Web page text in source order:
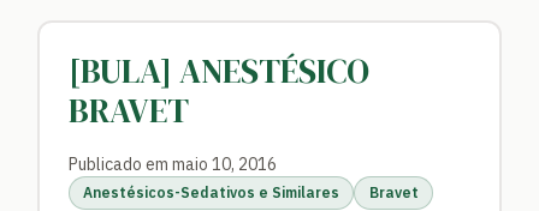
[BULA] ANESTÉSICO
BRAVET
Publicado em maio 10, 2016
Anestésicos-Sedativos e Similares Bravet